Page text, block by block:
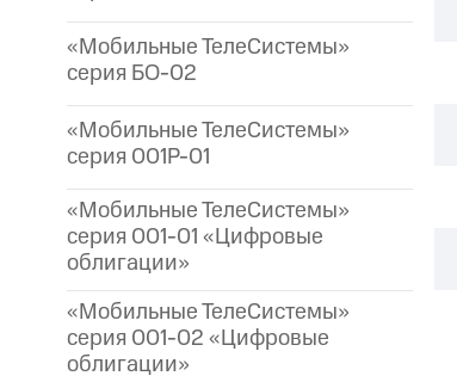
«Мобильные ТелеСистемы»
серия БО-02
«Мобильные ТелеСистемы»
серия 001P-01
«Мобильные ТелеСистемы»
серия 001-01 «Цифровые
облигации»
«Мобильные ТелеСистемы»
серия 001-02 «Цифровые
облигации»